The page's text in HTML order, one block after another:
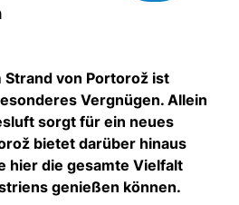
Strand von Portorož ist
Vergnügen. Allein
sorgt für ein neues
bietet darüber hinaus
hier die gesamte Vielfalt
genießen können.